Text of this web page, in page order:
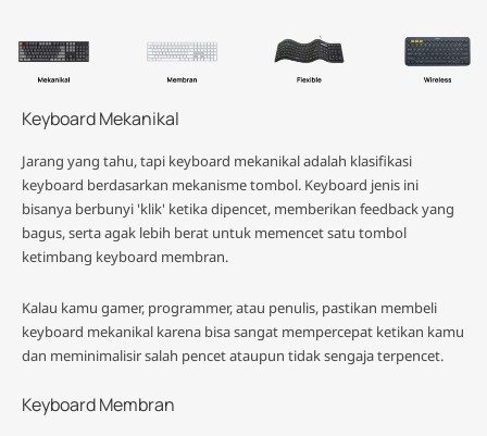
Keyboard Mekanikal
Jarang yang tahu, tapi keyboard mekanikal adalah klasifikasi
keyboard berdasarkan mekanisme tombol. Keyboard jenis ini
bisanya berbunyi 'klik' ketika dipencet, memberikan feedback yang
bagus, serta agak lebih berat untuk memencet satu tombol
ketimbang keyboard membran.
Kalau kamu gamer, programmer, atau penulis, pastikan membeli
keyboard mekanikal karena bisa sangat mempercepat ketikan kamu
dan meminimalisir salah pencet ataupun tidak sengaja terpencet.
Keyboard Membran